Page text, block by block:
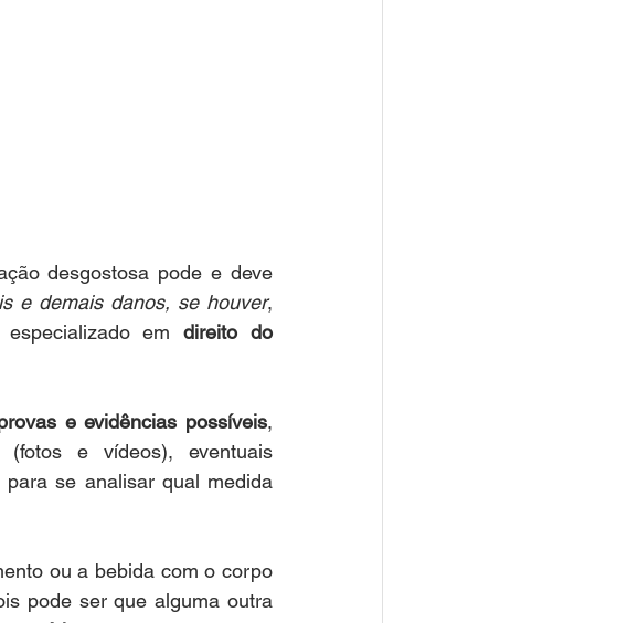
desgostosa pode e deve
e demais danos, se houver,
especializado em direito do
e evidências possíveis,
e vídeos), eventuais
se analisar qual medida
ou a bebida com o corpo
pode ser que alguma outra